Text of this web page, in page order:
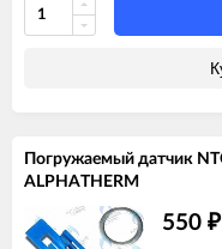
Погружаемый датчик
ALPHATHERM
550 ₽